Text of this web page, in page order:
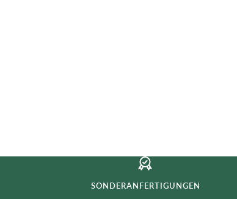
SONDERANFERTIGUNGEN